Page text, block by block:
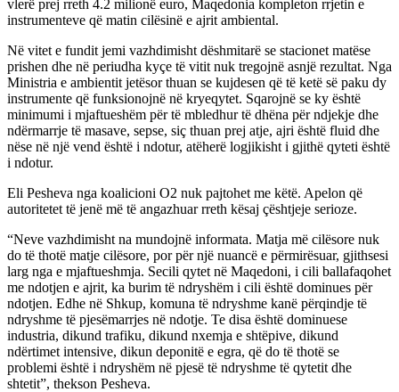
vlerë prej rreth 4.2 milionë euro, Maqedonia kompleton rrjetin e
instrumenteve që matin cilësinë e ajrit ambiental.
Në vitet e fundit jemi vazhdimisht dëshmitarë se stacionet matëse
prishen dhe në periudha kyçe të vitit nuk tregojnë asnjë rezultat. Nga
Ministria e ambientit jetësor thuan se kujdesen që të ketë së paku dy
instrumente që funksionojnë në kryeqytet. Sqarojnë se ky është
minimumi i mjaftueshëm për të mbledhur të dhëna për ndjekje dhe
ndërmarrje të masave, sepse, siç thuan prej atje, ajri është fluid dhe
nëse në një vend është i ndotur, atëherë logjikisht i gjithë qyteti është
i ndotur.
Eli Pesheva nga koalicioni O2 nuk pajtohet me këtë. Apelon që
autoritetet të jenë më të angazhuar rreth kësaj çështjeje serioze.
“Neve vazhdimisht na mundojnë informata. Matja më cilësore nuk
do të thotë matje cilësore, por për një nuancë e përmirësuar, gjithsesi
larg nga e mjaftueshmja. Secili qytet në Maqedoni, i cili ballafaqohet
me ndotjen e ajrit, ka burim të ndryshëm i cili është dominues për
ndotjen. Edhe në Shkup, komuna të ndryshme kanë përqindje të
ndryshme të pjesëmarrjes në ndotje. Te disa është dominuese
industria, dikund trafiku, dikund nxemja e shtëpive, dikund
ndërtimet intensive, dikun deponitë e egra, që do të thotë se
problemi është i ndryshëm në pjesë të ndryshme të qytetit dhe
shtetit”, thekson Pesheva.